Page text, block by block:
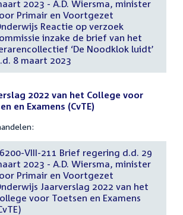
2023 - A.D. Wiersma, minister
Primair en Voortgezet
Reactie op verzoek
inzake de brief van het
‘De Noodklok luidt’
8 maart 2023
2022 van het College voor
en Examens (CvTE)
VIII-211 Brief regering d.d. 29
2023 - A.D. Wiersma, minister
Primair en Voortgezet
Jaarverslag 2022 van het
voor Toetsen en Examens